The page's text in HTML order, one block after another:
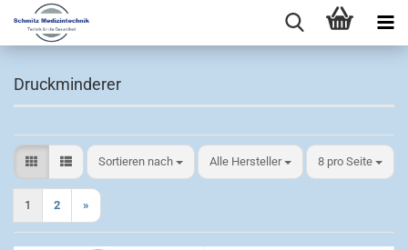
Druckminderer
Sortieren nach
Sortieren nach Alle Hersteller 8 pro Seite
pro Seite
1 2 »